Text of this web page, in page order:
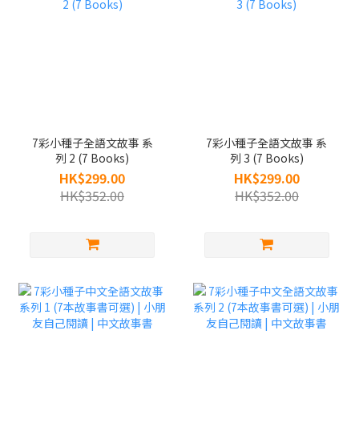
7彩小種子全語文故事 系
列 2 (7 Books)
HK$299.00
HK$352.00
7彩小種子全語文故事 系
列 3 (7 Books)
HK$299.00
HK$352.00